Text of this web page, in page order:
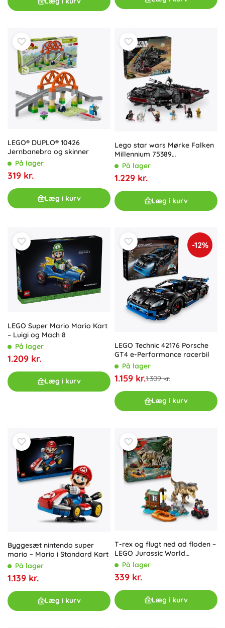
LEGO® DUPLO® 10426
Jernbanebro og skinner
På lager
319 kr.
Læg i kurv
Lego star wars Mørke Falken
Millennium 75389
rumskibsbyggesæt
På lager
1.229 kr.
Læg i kurv
LEGO Super Mario Mario Kart
– Luigi og Mach 8
På lager
1.209 kr.
Læg i kurv
-12%
LEGO Technic 42176 Porsche
GT4 e-Performance racerbil
På lager
1.159 kr.1.309 kr.
Læg i kurv
Byggesæt nintendo super
mario – Mario i Standard Kart
På lager
1.139 kr.
Læg i kurv
T-rex og flugt ned ad floden –
LEGO Jurassic World
byggesæt til børn fra 5 år
På lager
339 kr.
Læg i kurv